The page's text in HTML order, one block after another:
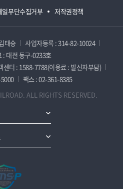
일무단수집거부 저작권정책
태승
사업자등록 : 314-82-10024
: 대전 동구-0233호
센터 : 1588-7788(이용료 : 발신자부담)
팩스 : 02-361-8385
ALL RIGHTS RESERVED.